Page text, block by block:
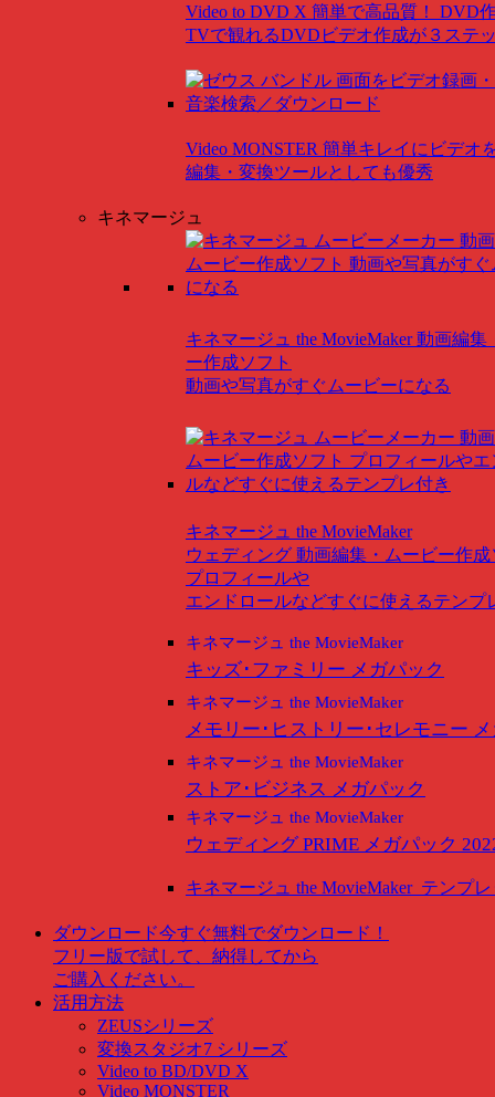
Video to DVD X 簡単で高品質！ DVD
TVで観れるDVDビデオ作成が３ステ
Video MONSTER 簡単キレイにビデオ
編集・変換ツールとしても優秀
キネマージュ
キネマージュ the MovieMaker 動画編集
ー作成ソフト
動画や写真がすぐムービーになる
キネマージュ the MovieMaker
ウェディング 動画編集・ムービー作成
プロフィールや
エンドロールなどすぐに使えるテンプ
キネマージュ the MovieMaker
キッズ･ファミリー メガパック
キネマージュ the MovieMaker
メモリー･ヒストリー･セレモニー
キネマージュ the MovieMaker
ストア･ビジネス メガパック
キネマージュ the MovieMaker
ウェディング PRIME メガパック
キネマージュ the MovieMakerテンプ
ダウンロード今すぐ無料でダウンロード！
フリー版で試して、納得してから
ご購入ください。
活用方法
ZEUSシリーズ
変換スタジオ7 シリーズ
Video to BD/DVD X
Video MONSTER